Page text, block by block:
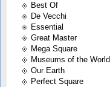
Best Of
De Vecchi
Essential
Great Master
Mega Square
Museums of the World
Our Earth
Perfect Square